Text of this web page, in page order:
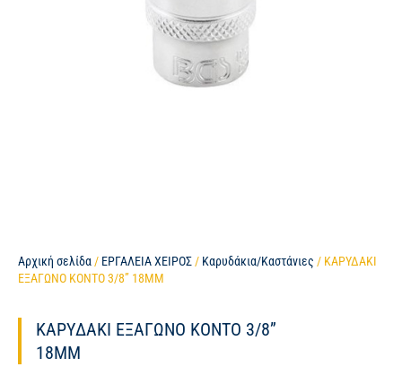
Αρχική σελίδα / ΕΡΓΑΛΕΙΑ ΧΕΙΡΟΣ / Καρυδάκια/Καστάνιες / ΚΑΡΥΔΑΚΙ
ΕΞΑΓΩΝΟ ΚΟΝΤΟ 3/8” 18MM
ΚΑΡΥΔΑΚΙ ΕΞΑΓΩΝΟ ΚΟΝΤΟ 3/8”
18MM